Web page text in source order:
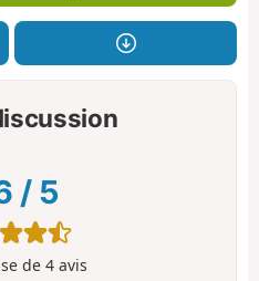
/ 5
de 4 avis